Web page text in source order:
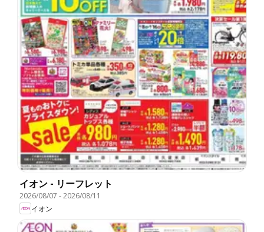
イオン - リーフレット
2026/08/07 -2026/08/11
イオン